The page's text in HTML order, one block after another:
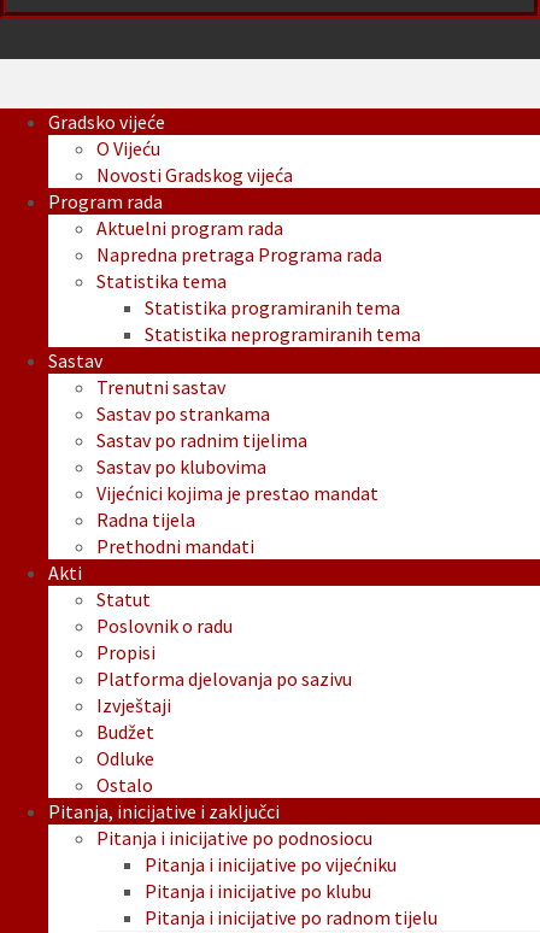
Gradsko vijeće
O Vijeću
Novosti Gradskog vijeća
Program rada
Aktuelni program rada
Napredna pretraga Programa rada
Statistika tema
Statistika programiranih tema
Statistika neprogramiranih tema
Sastav
Trenutni sastav
Sastav po strankama
Sastav po radnim tijelima
Sastav po klubovima
Vijećnici kojima je prestao mandat
Radna tijela
Prethodni mandati
Akti
Statut
Poslovnik o radu
Propisi
Platforma djelovanja po sazivu
Izvještaji
Budžet
Odluke
Ostalo
Pitanja, inicijative i zaključci
Pitanja i inicijative po podnosiocu
Pitanja i inicijative po vijećniku
Pitanja i inicijative po klubu
Pitanja i inicijative po radnom tijelu